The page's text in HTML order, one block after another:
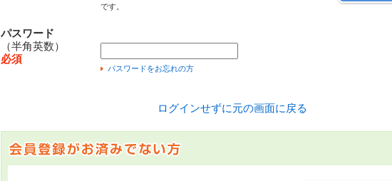
です。
パスワード
（半角英数）
必須
パスワードをお忘れの方
ログインせずに元の画面に戻る